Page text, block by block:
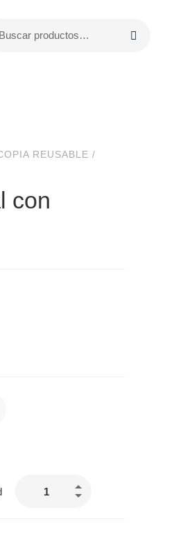
REUSABLE /
con